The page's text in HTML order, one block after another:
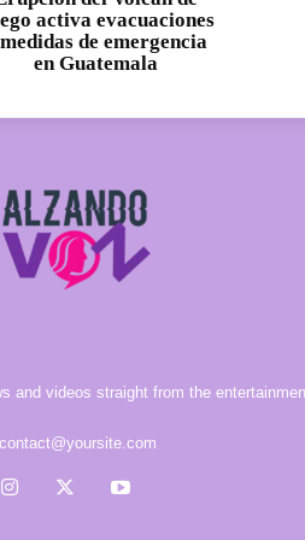
activa evacuaciones
de emergencia
en Guatemala
and videos straight from the
contact@yoursite.com